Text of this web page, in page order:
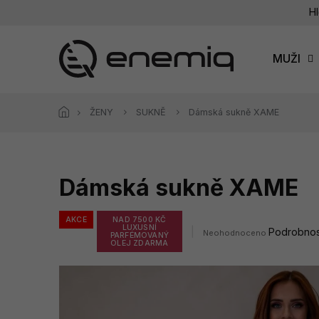
MUŽI
ŽENY SUKNĚ Dámská sukně XAME
Dámská sukně XAME
AKCE
NAD 7500 KČ
LUXUSNÍ
PARFÉMOVANÝ
OLEJ ZDARMA
Průměrné
Neohodnoceno